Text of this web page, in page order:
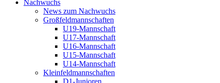
Nachwuchs
News zum Nachwuchs
Großfeldmannschaften
U19-Mannschaft
U17-Mannschaft
U16-Mannschaft
U15-Mannschaft
U14-Mannschaft
Kleinfeldmannschaften
D1-Junioren